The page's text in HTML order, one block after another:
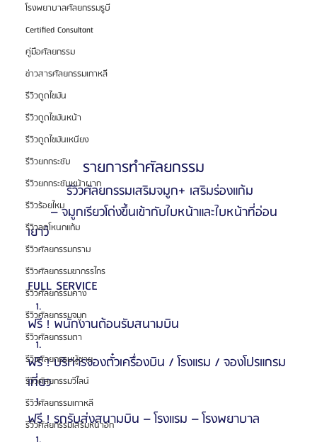
โรงพยาบาลศัลยกรรมรูบี
Certified Consultant
คู่มือศัลยกรรม
ข่าวสารศัลยกรรมเกาหลี
รีวิวดูดไขมัน
รีวิวดูดไขมันหน้า
รีวิวดูดไขมันเหนียง
รีวิวยกกระชับ
รีวิวยกกระชับหน้าผาก
รีวิวร้อยไหม
รีวิวลดโหนกแก้ม
รีวิวศัลยกรรมกราม
รีวิวศัลยกรรมขากรรไกร
รีวิวศัลยกรรมคาง
รีวิวศัลยกรรมจมูก
รีวิวศัลยกรรมตา
รีวิวศัลยกรรมผู้ชาย
รีวิวศัลยกรรมวีไลน์
รีวิวศัลยกรรมเกาหลี
รีวิวศัลยกรรมเสริมหน้าอก
รายการทำศัลยกรรม
รีวิวศัลยกรรมเสริมจมูก+ เสริมร่องแก้ม
– จมูกเรียวโด่งขึ้นเข้ากับใบหน้าและใบหน้าที่อ่อน
เยาว์
FULL SERVICE
ฟรี ! พนักงานต้อนรับสนามบิน
ฟรี ! บริการจองตั๋วเครื่องบิน / โรงแรม / จองโปรแกรม
เที่ยว
ฟรี ! รถรับส่งสนามบิน – โรงแรม – โรงพยาบาล